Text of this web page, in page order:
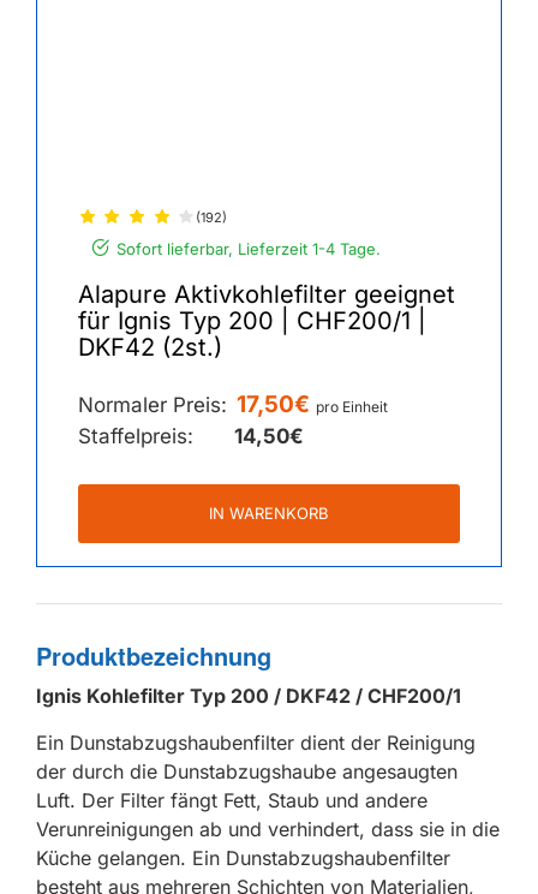
(192)
Sofort lieferbar, Lieferzeit 1-4 Tage.
Alapure Aktivkohlefilter geeignet
für Ignis Typ 200 | CHF200/1 |
DKF42 (2st.)
Normaler Preis: 17,50€ pro Einheit
Staffelpreis: 14,50€
IN WARENKORB
Produktbezeichnung
Ignis Kohlefilter Typ 200 / DKF42 / CHF200/1
Ein Dunstabzugshaubenfilter dient der Reinigung
der durch die Dunstabzugshaube angesaugten
Luft. Der Filter fängt Fett, Staub und andere
Verunreinigungen ab und verhindert, dass sie in die
Küche gelangen. Ein Dunstabzugshaubenfilter
besteht aus mehreren Schichten von Materialien,